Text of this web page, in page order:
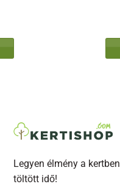
Legyen élmény a kertben
töltött idő!